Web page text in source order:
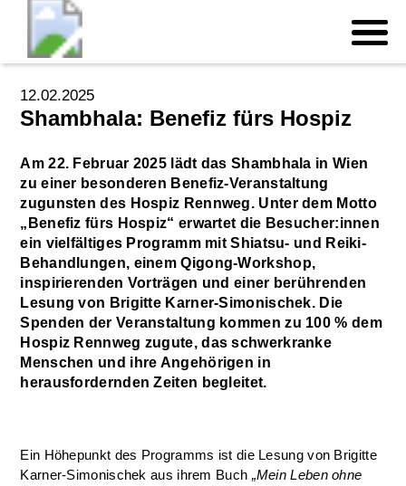
12.02.2025
Shambhala: Benefiz fürs Hospiz
Am 22. Februar 2025 lädt das Shambhala in Wien
zu einer besonderen Benefiz-Veranstaltung
zugunsten des Hospiz Rennweg. Unter dem Motto
„Benefiz fürs Hospiz“ erwartet die Besucher:innen
ein vielfältiges Programm mit Shiatsu- und Reiki-
Behandlungen, einem Qigong-Workshop,
inspirierenden Vorträgen und einer berührenden
Lesung von Brigitte Karner-Simonischek. Die
Spenden der Veranstaltung kommen zu 100 % dem
Hospiz Rennweg zugute, das schwerkranke
Menschen und ihre Angehörigen in
herausfordernden Zeiten begleitet.
Ein Höhepunkt des Programms ist die Lesung von Brigitte
Karner-Simonischek aus ihrem Buch „Mein Leben ohne